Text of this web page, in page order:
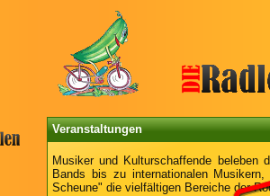
Veranstaltungen
Musiker und Kulturschaffende beleben
Bands bis zu internationalen
Scheune" die vielfältigen Bereiche der